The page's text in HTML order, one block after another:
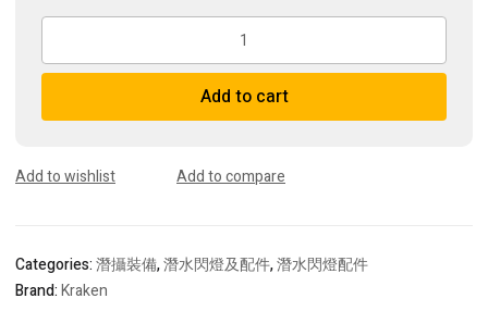
Kraken
for
Strobe
Add to cart
Add to wishlist Add to compare
Categories:潛攝裝備,潛水閃燈及配件,潛水閃燈配件
Brand:Kraken